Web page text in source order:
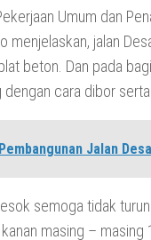
Umum dan
menjelaskan, jalan
beton. Dan pada
cara dibor
Jalan
semoga tidak
masing – masing